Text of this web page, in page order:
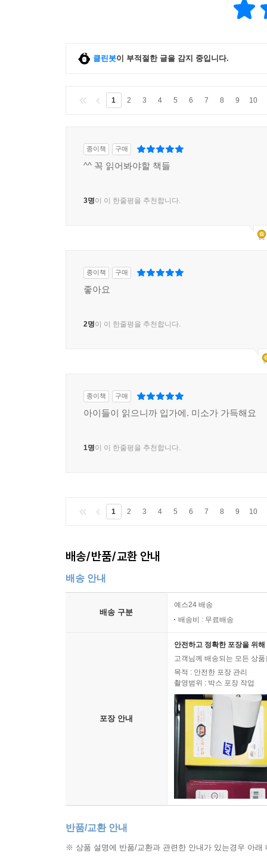
클린봇이 부적절한 글을 감지 중입니다.
1 2 3 4 5 6 7 8 9 10
종이책 구매
^^ 꼭 읽어봐야할 책들
3명이 이 한줄평을 추천합니다.
종이책 구매
좋아요
2명이 이 한줄평을 추천합니다.
종이책 구매
아이들이 읽으니까 입가에. 미소가 가득해요
1명이 이 한줄평을 추천합니다.
1 2 3 4 5 6 7 8 9 10
배송/반품/교환 안내
배송 안내
배송 구분
예스24 배송
배송비 : 무료배송
포장 안내
안전하고 정확한 포장을 위
고객님께 배송되는 모든 상
목적 : 안전한 포장 관리
촬영범위 : 박스 포장 작업
반품/교환 안내
※ 상품 설명에 반품/교환과 관련한 안내가 있는경우 아